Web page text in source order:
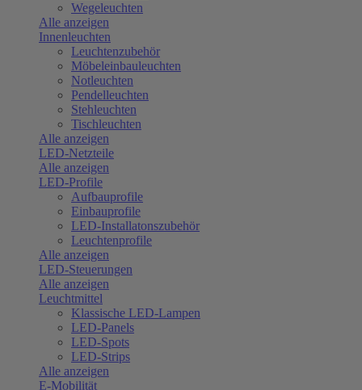
Wegeleuchten
Alle anzeigen
Innenleuchten
Leuchtenzubehör
Möbeleinbauleuchten
Notleuchten
Pendelleuchten
Stehleuchten
Tischleuchten
Alle anzeigen
LED-Netzteile
Alle anzeigen
LED-Profile
Aufbauprofile
Einbauprofile
LED-Installatonszubehör
Leuchtenprofile
Alle anzeigen
LED-Steuerungen
Alle anzeigen
Leuchtmittel
Klassische LED-Lampen
LED-Panels
LED-Spots
LED-Strips
Alle anzeigen
E-Mobilität